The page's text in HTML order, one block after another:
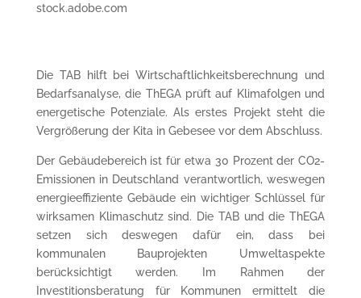
stock.adobe.com
Die TAB hilft bei Wirtschaftlichkeitsberechnung und
Bedarfsanalyse, die ThEGA prüft auf Klimafolgen und
energetische Potenziale. Als erstes Projekt steht die
Vergrößerung der Kita in Gebesee vor dem Abschluss.
Der Gebäudebereich ist für etwa 30 Prozent der CO2-
Emissionen in Deutschland verantwortlich, weswegen
energieeffiziente Gebäude ein wichtiger Schlüssel für
wirksamen Klimaschutz sind. Die TAB und die ThEGA
setzen sich deswegen dafür ein, dass bei
kommunalen Bauprojekten Umweltaspekte
berücksichtigt werden. Im Rahmen der
Investitionsberatung für Kommunen ermittelt die